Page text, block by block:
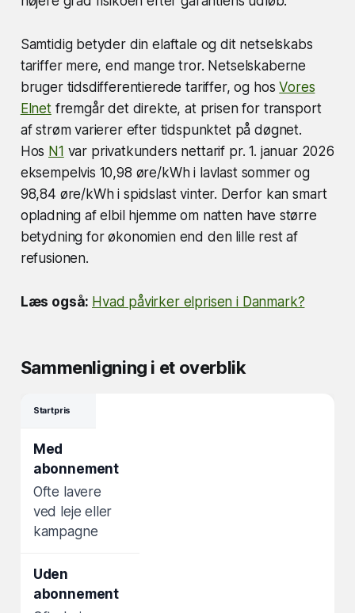
Samtidig betyder din elaftale og dit netselskabs
tariffer mere, end mange tror. Netselskaberne
bruger tidsdifferentierede tariffer, og hosVores
Elnetfremgår det direkte, at prisen for transport
af strøm varierer efter tidspunktet på døgnet.
Hos N1 var privatkunders nettarif pr. 1. januar 2026
eksempelvis 10,98 øre/kWh i lavlast sommer og
98,84 øre/kWh i spidslast vinter. Derfor kan smart
opladning af elbil hjemme om natten have større
betydning for økonomien end den lille rest af
refusionen.
Læs også: Hvad påvirker elprisen i Danmark?
Sammenligning i et overblik
Startpris
Ofte lavere
ved leje eller
kampagne